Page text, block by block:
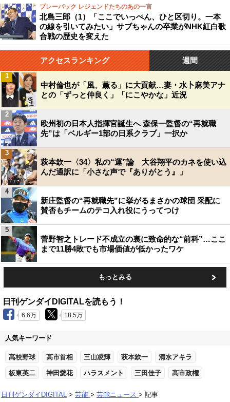
プレーバック レジェンドたちのあの一言
北島三郎（1）「ここでいっぺん、ひと区切り。一本
の線を引いてみたい」サブちゃんの卒業がNHK紅白歌
合戦の歴史を変えた
アクセスランキング 週間
中村倫也が「風、薫る」に大貢献…妻・水卜麻美アナ
との「ずっと仲良く」「にこやかな」近況
1
欧州初の日本人指揮官誕生へ 森保一監督の“再就職
先”は「ベルギー1部の日系クラブ」一択か
2
萩本欽一〈34〉私の“運”論 大谷翔平のカネを使い込
んだ通訳に「小さな声で『ありがとう』」
3
新庄監督の“再就職先”に挙がるまさかの球団 采配に
賛否もチームのテコ入れ役にうってつけ
4
菅野智之トレード不成立の裏に致命的な“前科”…ここ
まで11勝4敗でも市場価値が低かったワケ
5
もっとみる
日刊ゲンダイDIGITALを読もう！
6.6万 18.5万
人気キーワード
高校野球 高市首相 三山凌輝 萩本欽一 清水アキラ
板東英二 神田愛花 ハラスメント 三田佳子 高市政権
日刊ゲンダイDIGITAL 芸能 芸能ニュース 記事